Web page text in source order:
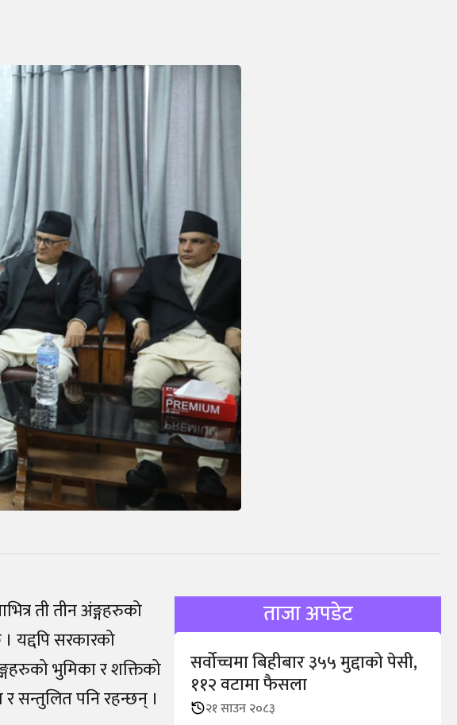
ती तीन अंङ्गहरुको
यद्दपि सरकारको
भुमिका र शक्तिको
सन्तुलित पनि रहन्छन् ।
ताजा अपडेट
सर्वोच्चमा बिहीबार ३५५ मुद्दाको पेसी,
११२ वटामा फैसला
२१ साउन २०८३